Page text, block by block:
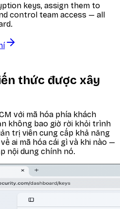
keys, assign them to
control team access — all
thức được xây
với mã hóa phía khách
không bao giờ rời khỏi trình
trị viên cung cấp khả năng
ai mã hóa cái gì và khi nào —
nội dung chính nó.